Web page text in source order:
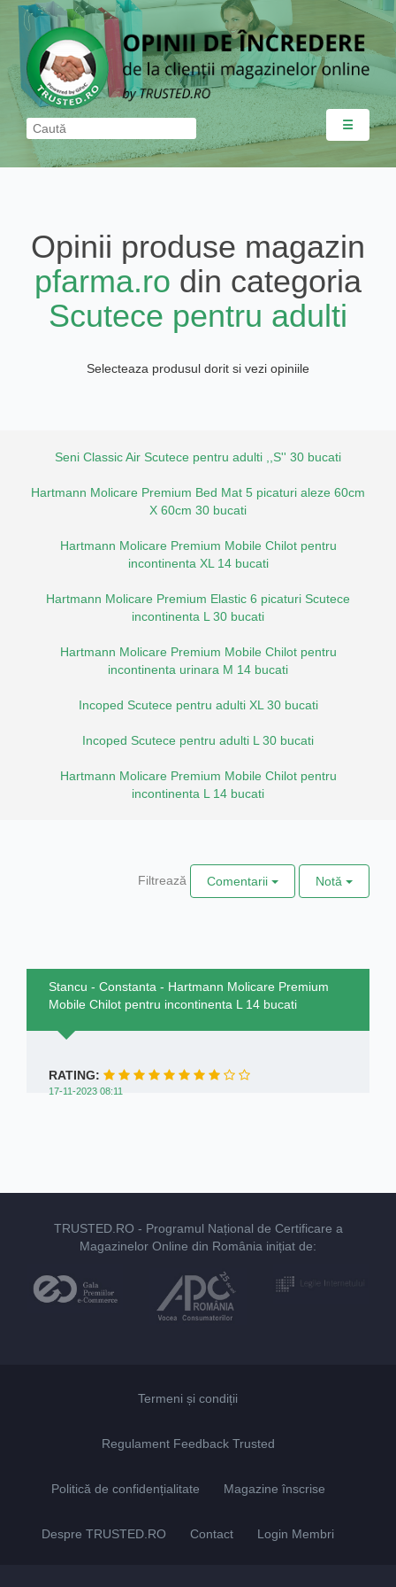
☰
Opinii produse magazin
pfarma.ro din categoria
Scutece pentru adulti
Selecteaza produsul dorit si vezi opiniile
Seni Classic Air Scutece pentru adulti ,,S'' 30 bucati
Hartmann Molicare Premium Bed Mat 5 picaturi aleze 60cm
X 60cm 30 bucati
Hartmann Molicare Premium Mobile Chilot pentru
incontinenta XL 14 bucati
Hartmann Molicare Premium Elastic 6 picaturi Scutece
incontinenta L 30 bucati
Hartmann Molicare Premium Mobile Chilot pentru
incontinenta urinara M 14 bucati
Incoped Scutece pentru adulti XL 30 bucati
Incoped Scutece pentru adulti L 30 bucati
Hartmann Molicare Premium Mobile Chilot pentru
incontinenta L 14 bucati
Filtrează Comentarii Notă
Stancu - Constanta - Hartmann Molicare Premium
Mobile Chilot pentru incontinenta L 14 bucati
RATING:
17-11-2023 08:11
TRUSTED.RO - Programul Național de Certificare a
Magazinelor Online din România inițiat de:
Termeni și condiții
Regulament Feedback Trusted
Politică de confidențialitate Magazine înscrise
Despre TRUSTED.RO Contact Login Membri